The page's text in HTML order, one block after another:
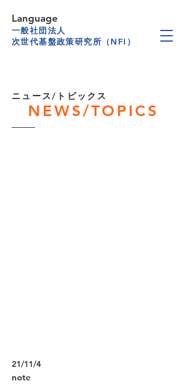
一般社団法人
次世代基盤政策研究所（NFI）
Language
​ニュース/トピックス
NEWS/TOPICS
21/11/4
note